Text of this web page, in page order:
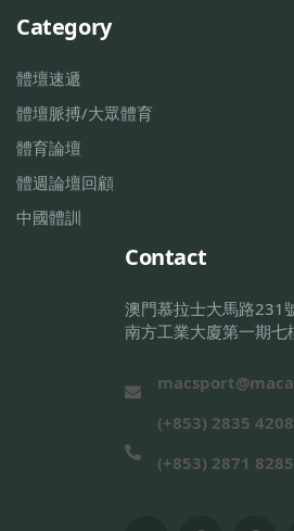
Category
體壇速遞
體壇脈搏/大眾體育
體育論壇
體週論壇回顧
中國體訓
Contact
澳門慕拉士大馬路231
南方工業大廈第一期七
(+853) 2835 4208
(+853) 2871 8285